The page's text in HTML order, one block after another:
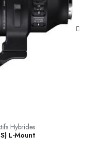
Hybrides
L-Mount